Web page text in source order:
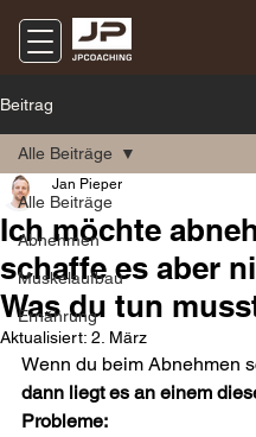
Beitrag
Alle Beiträge
Abnehmen
Muskelaufbau
Ernährung
Alle Beiträge
Ich möchte
schaffe es aber
Was du tun
Jan Pieper
Aktualisiert: 2. März
Wenn du beim Abnehmen
dann liegt es an einem
Probleme: